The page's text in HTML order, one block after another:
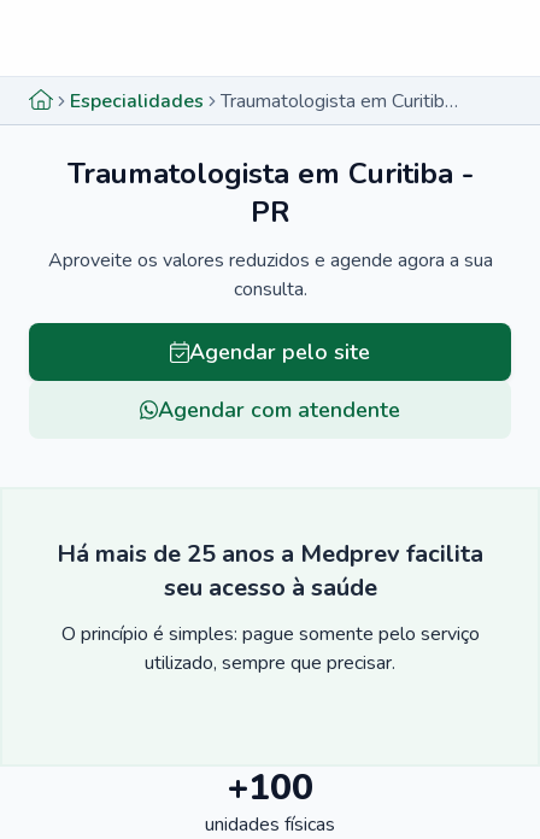
Especialidades Traumatologista em Curitiba - PR
Traumatologista em Curitiba -
PR
Aproveite os valores reduzidos e agende agora a sua
consulta.
Agendar pelo site
Agendar com atendente
Há mais de 25 anos a Medprev facilita
seu acesso à saúde
O princípio é simples: pague somente pelo serviço
utilizado, sempre que precisar.
+100
unidades físicas